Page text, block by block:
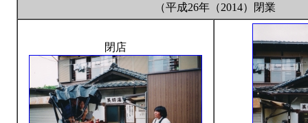
（平成26年（2014）閉業
閉店